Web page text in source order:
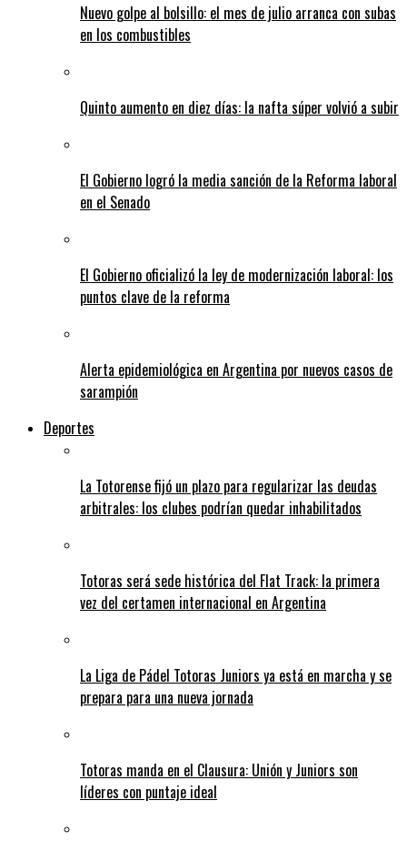
Nuevo golpe al bolsillo: el mes de julio arranca con subas
en los combustibles
Quinto aumento en diez días: la nafta súper volvió a subir
El Gobierno logró la media sanción de la Reforma laboral
en el Senado
El Gobierno oficializó la ley de modernización laboral: los
puntos clave de la reforma
Alerta epidemiológica en Argentina por nuevos casos de
sarampión
Deportes
La Totorense fijó un plazo para regularizar las deudas
arbitrales: los clubes podrían quedar inhabilitados
Totoras será sede histórica del Flat Track: la primera
vez del certamen internacional en Argentina
La Liga de Pádel Totoras Juniors ya está en marcha y se
prepara para una nueva jornada
Totoras manda en el Clausura: Unión y Juniors son
líderes con puntaje ideal